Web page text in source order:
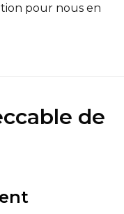
pour nous en
de